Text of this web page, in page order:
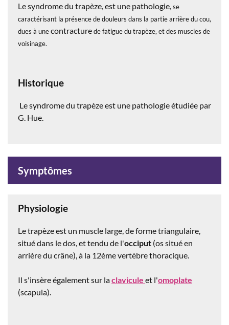
Le syndrome du trapèze, est une pathologie,se
caractérisant la présence de douleurs dans la partie arrière du cou,
dues à unecontracturede fatigue du trapèze, et des muscles de
voisinage.
Historique
Le syndrome du trapèze est une pathologie étudiée par
G. Hue.
Symptômes
Physiologie
Le trapèze est un muscle large, de forme triangulaire,
situé dans le dos, et tendu de l'occiput (os situé en
arrière du crâne), à la 12ème vertèbre thoracique.
Il s'insère également sur laclavicule et l'omoplate
(scapula).